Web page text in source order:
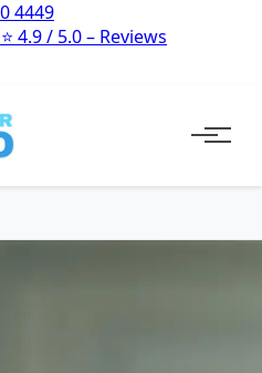
4449
⭐ 4.9 / 5.0 – Reviews